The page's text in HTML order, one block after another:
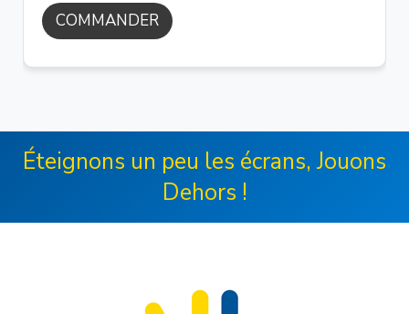
COMMANDER
Éteignons un peu les écrans, Jouons
Dehors !